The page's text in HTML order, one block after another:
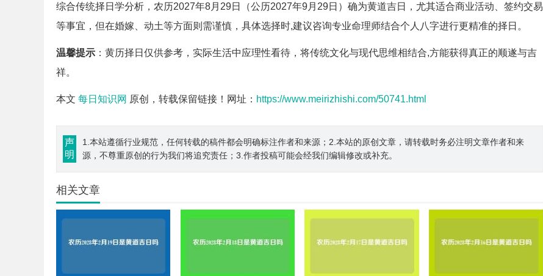
综合传统择日学分析，农历2027年8月29日（公历2027年9月29日）确为黄道吉日，尤其适合商业活动、签约交易
等事宜，但在婚嫁、动土等方面则需谨慎，具体选择时,建议咨询专业命理师结合个人八字进行更精准的择日。
温馨提示 ：黄历择日仅供参考，实际生活中应理性看待，将传统文化与现代思维相结合,方能获得真正的顺遂与吉
祥。
本文 每日知识网 原创，转载保留链接！网址： https://www.meirizhishi.com/50741.html
声
明
1.本站遵循行业规范，任何转载的稿件都会明确标注作者和来源；2.本站的原创文章，请转载时务必注明文章作者和来
源，不尊重原创的行为我们将追究责任；3.作者投稿可能会经我们编辑修改或补充。
相关文章